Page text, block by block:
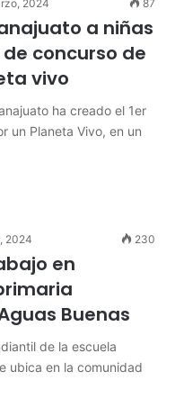
2024 87
a niñas
concurso de
vivo
ha creado el 1er
un Planeta Vivo, en un
2024 230
en
Buenas
de la escuela
ubica en la comunidad